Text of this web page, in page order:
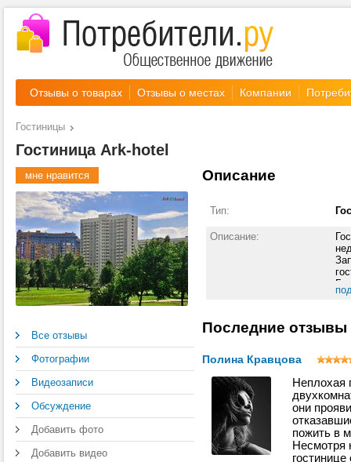
Отзывы о товарах Отзывы о местах Компании
Гостиницы
Гостиница Ark-hotel
мне нравится
Все отзывы
Фотографии
Видеозаписи
Обсуждение
Добавить фото
Добавить видео
Описание
Тип:
Описание:
Последние отзывы
Полина Кравцова
Неплохая
они
пожить в
Несмотря